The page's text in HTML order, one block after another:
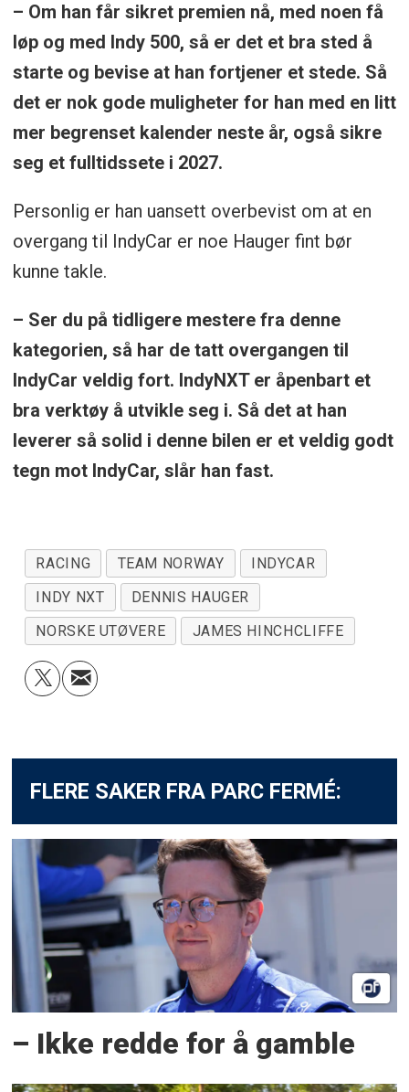
– Om han får sikret premien nå, med noen få
løp og med Indy 500, så er det et bra sted å
starte og bevise at han fortjener et stede. Så
det er nok gode muligheter for han med en litt
mer begrenset kalender neste år, også sikre
seg et fulltidssete i 2027.
Personlig er han uansett overbevist om at en
overgang til IndyCar er noe Hauger fint bør
kunne takle.
– Ser du på tidligere mestere fra denne
kategorien, så har de tatt overgangen til
IndyCar veldig fort. IndyNXT er åpenbart et
bra verktøy å utvikle seg i. Så det at han
leverer så solid i denne bilen er et veldig godt
tegn mot IndyCar, slår han fast.
RACING TEAM NORWAY
INDYCAR
INDY NXT
DENNIS HAUGER
NORSKE UTØVERE
JAMES HINCHCLIFFE
FLERE SAKER FRA PARC FERMÉ:
– Ikke redde for å gamble